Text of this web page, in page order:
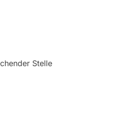
Stelle